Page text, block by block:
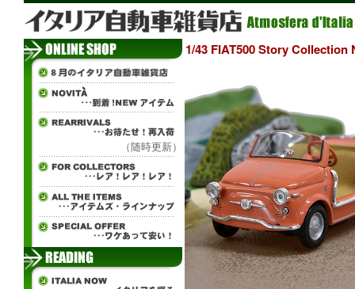
（随時更新）
1/43 FIAT500 Story Collection